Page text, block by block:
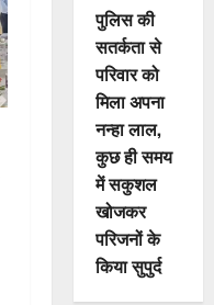
पुलिस की
सतर्कता से
परिवार को
मिला अपना
नन्हा लाल,
कुछ ही समय
में सकुशल
खोजकर
परिजनों के
किया सुपुर्द